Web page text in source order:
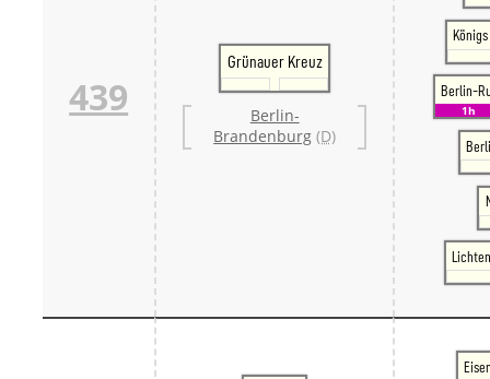
439
Grünauer Kreuz
Berlin-
Brandenburg (D)
Berlin-
1h